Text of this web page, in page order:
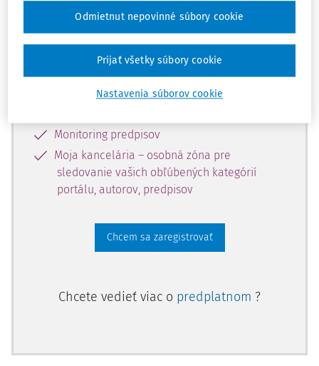
obsahu a získajte prístup na 10 dní
zdarma, stačí sa len zaregistrovať.
Vďaka registrácii získate prístup aj k
vybranému obsahu:
Monitoring predpisov
Moja kancelária – osobná zóna pre
sledovanie vašich obľúbených kategórií
portálu, autorov, predpisov
Chcem sa zaregistrovať
Chcete vedieť viac o predplatnom ?
Nastavenia súborov cookie
Odmietnut nepovinné súbory cookie
Prijať všetky súbory cookie